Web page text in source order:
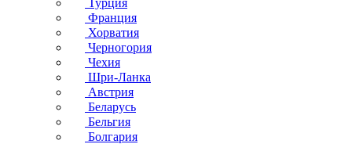
Турция
Франция
Хорватия
Черногория
Чехия
Шри-Ланка
Австрия
Беларусь
Бельгия
Болгария